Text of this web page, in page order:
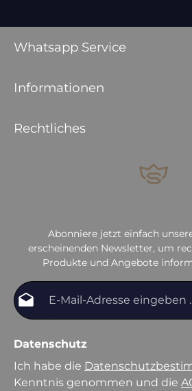
Whatsapp Service
Informationen
Rechtliches
Abonniere jetzt einfach
erscheinenden Newsletter, um
Produkte und Angebote
Datenschutz
Ich habe die
Kenntnis genommen und die